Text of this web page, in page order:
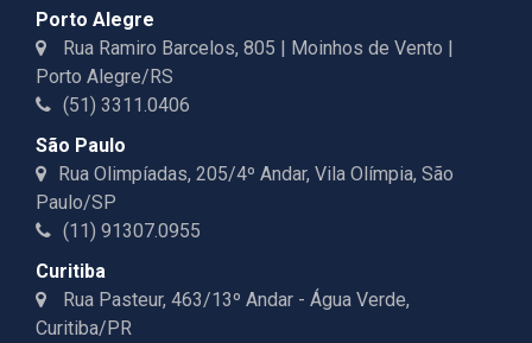
Porto Alegre
Rua Ramiro Barcelos, 805 | Moinhos de Vento |
Porto Alegre/RS
(51) 3311.0406
São Paulo
Rua Olimpíadas, 205/4º Andar, Vila Olímpia, São
Paulo/SP
(11) 91307.0955
Curitiba
Rua Pasteur, 463/13º Andar - Água Verde,
Curitiba/PR